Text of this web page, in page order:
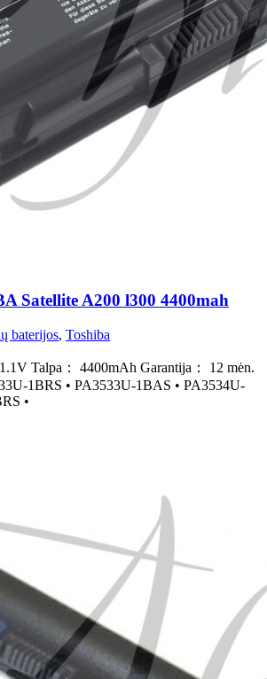
Satellite A200 l300 4400mah
baterijos, Toshiba
Talpa： 4400mAh Garantija： 12 mėn.
1BRS • PA3533U-1BAS • PA3534U-
•